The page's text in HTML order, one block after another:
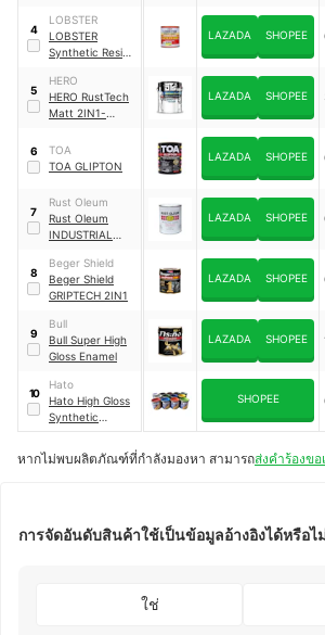
4
LOBSTER
LOBSTER
Synthetic Resin
LAZADA SHOPEE
5
HERO
HERO RustTech
Matt 2IN1-
LAZADA SHOPEE
6
TOA
TOA GLIPTON
LAZADA SHOPEE
7
Rust Oleum
Rust Oleum
INDUSTRIAL
FINISHES
LAZADA SHOPEE
8
Beger Shield
Beger Shield
GRIPTECH 2IN1
LAZADA SHOPEE
9
Bull
Bull Super High
Gloss Enamel
LAZADA SHOPEE
10
Hato
Hato High Gloss
Synthetic
Enamel
SHOPEE
หากไม่พบผลิตภัณฑ์ที่กำลังมองหา สามารถส่งคำร้องขอ
การจัดอันดับสินค้าใช้เป็นข้อมูลอ้างอิงได้หรือไ
ใช่